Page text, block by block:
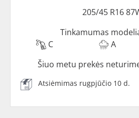
205/45 R16
Tinkamumas
C
A
Šiuo metu prekės
Atsiėmimas rugpjūčio 10 d.